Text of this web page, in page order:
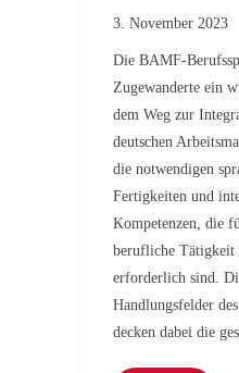
3. November 2023
Die BAMF-
Zugewanderte ein
dem Weg zur
deutschen
die notwendigen
Fertigkeiten und
Kompetenzen, die
berufliche Tätigkeit
erforderlich sind.
Handlungsfelder
decken dabei die